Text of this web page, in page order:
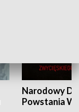
Narodowy
Powstania